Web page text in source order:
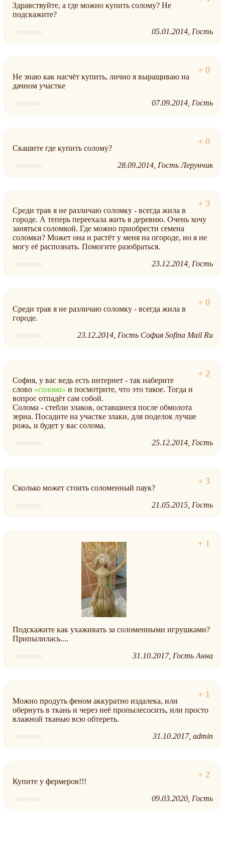
Здравствуйте, а где можно купить солому? Не
подскажите?
ответить 05.01.2014 Гость
Не знаю как насчёт купить, лично я выращиваю на
дачном участке
ответить 07.09.2014 Гость
Скашите где купить солому?
ответить 28.09.2014 Гость Лерунчик
Среди трав я не различаю соломку - всегда жила в
городе. А теперь переехала жить в деревню. Очень хочу
заняться соломкой. Где можно приобрести семена
соломки? Может она и растёт у меня на огороде, но я не
могу её распознать. Помогите разобраться.
ответить 23.12.2014 Гость
Среди трав я не различаю соломку - всегда жила в
городе.
ответить 23.12.2014 Гость София Sofina Mail Ru
София, у вас ведь есть интернет - так наберите
слово
солома
и посмотрите, что это такое. Тогда и
вопрос отпадёт сам собой.
Солома - стебли злаков, оставшиеся после обмолота
зерна. Посадите на участке злаки, для поделок лучше
рожь, и будет у вас солома.
ответить 25.12.2014 Гость
Сколько может стоить соломенный паук?
ответить 21.05.2015 Гость
Подскажите как ухаживать за соломенными игрушками?
Припылилась....
ответить 31.10.2017 Гость Анна
Можно продуть феном аккуратно издалека, или
обернуть в ткань и через неё пропылесосить, или просто
влажной тканью всю обтереть.
ответить 31.10.2017 admin
Купите у фермеров!!!
ответить 09.03.2020 Гость